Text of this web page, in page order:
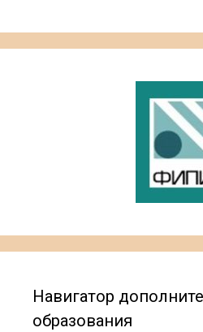
Навигатор
образования